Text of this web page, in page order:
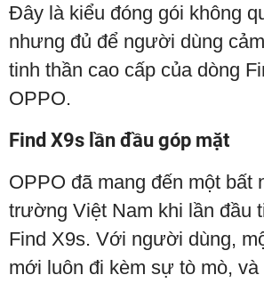
Đây là kiểu đóng gói không
nhưng đủ để người dùng
tinh thần cao cấp của dòng
OPPO.
Find X9s lần đầu góp mặt
OPPO đã mang đến một bất
trường Việt Nam khi lần đầu
Find X9s. Với người dùng,
mới luôn đi kèm sự tò mò,